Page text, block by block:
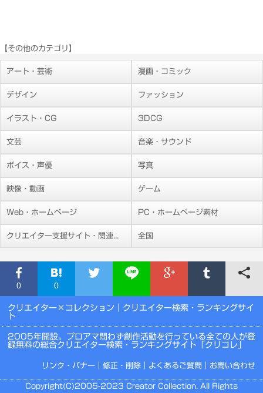
【その他のカテゴリ】
アート・芸術 漫画・コミック
デザイン ファッション
イラスト・CG 3DCG
文芸 音楽・サウンド
ボイス・声優 写真
映像・動画 ゲーム
Web・ホームページ PC・ホームページ素材
クリエイター支援サイト・関連施設 全国
0 0
クリエイター×コレクション ｜クリエイター検索・ランキングサイ
ト
2005年開設。プロアマ問わず創作活動を行っている全ての人が登
録無料の総合クリエイター検索・ランキングサイト「クリコレ」
リンク・バナー 修正・削除 よくあるご質問 お問い合わせ
Copyright(C)2005-2023 Creator Collection. All Rights